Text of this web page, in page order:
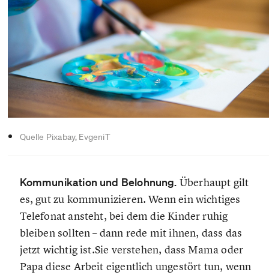
Quelle Pixabay, EvgeniT
Kommunikation und Belohnung. Überhaupt gilt
es, gut zu kommunizieren. Wenn ein wichtiges
Telefonat ansteht, bei dem die Kinder ruhig
bleiben sollten – dann rede mit ihnen, dass das
jetzt wichtig ist.Sie verstehen, dass Mama oder
Papa diese Arbeit eigentlich ungestört tun, wenn